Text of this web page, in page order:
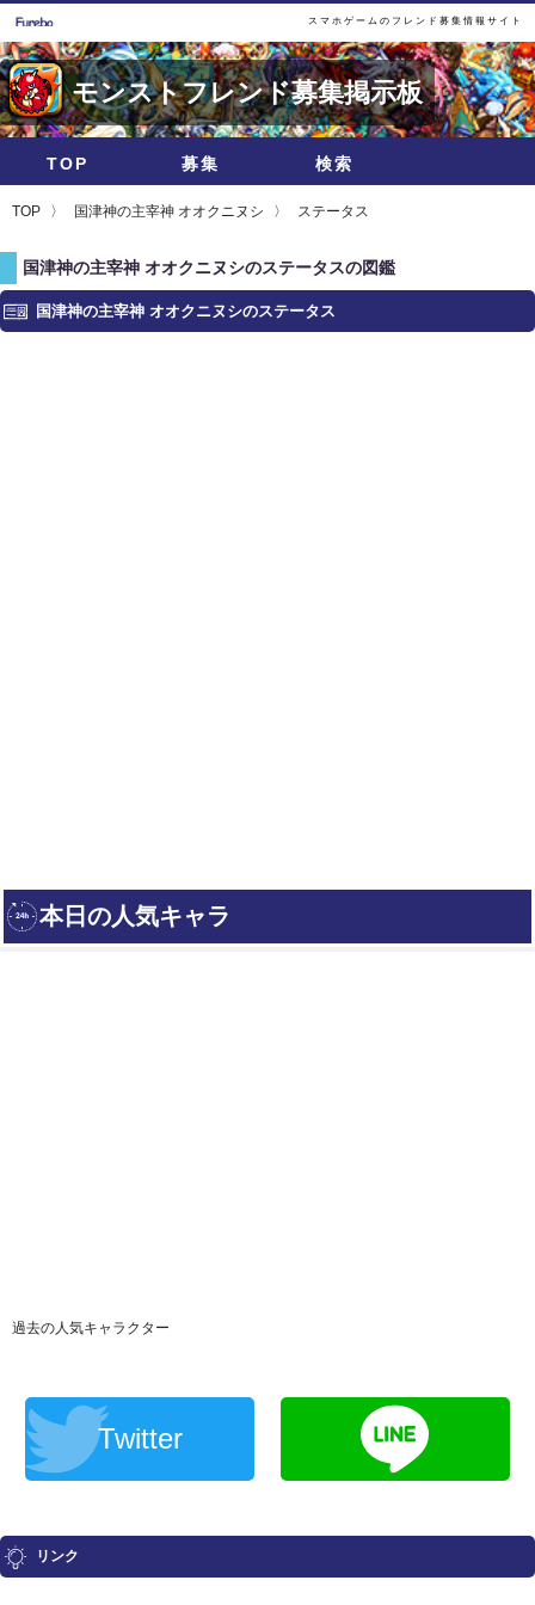
スマホゲームのフレンド募集情報サイト
モンストフレンド募集掲示板
TOP 募集 検索
TOP 国津神の主宰神 オオクニヌシ ステータス
国津神の主宰神 オオクニヌシのステータスの図鑑
国津神の主宰神 オオクニヌシのステータス
過去の人気キャラクター
Twitter
リンク